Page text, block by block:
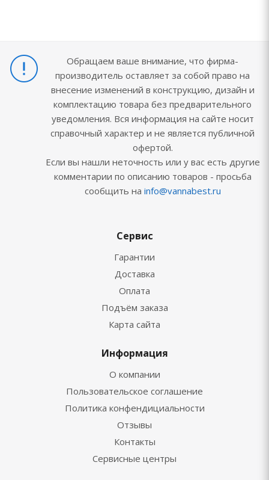
Обращаем ваше внимание, что фирма-
производитель оставляет за собой право на
внесение изменений в конструкцию, дизайн и
комплектацию товара без предварительного
уведомления. Вся информация на сайте носит
справочный характер и не является публичной
офертой.
Если вы нашли неточность или у вас есть другие
комментарии по описанию товаров - просьба
сообщить на info@vannabest.ru
Сервис
Гарантии
Доставка
Оплата
Подъём заказа
Карта сайта
Информация
О компании
Пользовательское соглашение
Политика конфендициальности
Отзывы
Контакты
Сервисные центры